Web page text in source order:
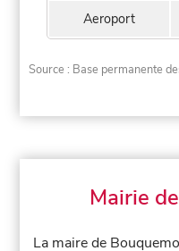
Aeroport
Source : Base permanente
Mairie
La maire de